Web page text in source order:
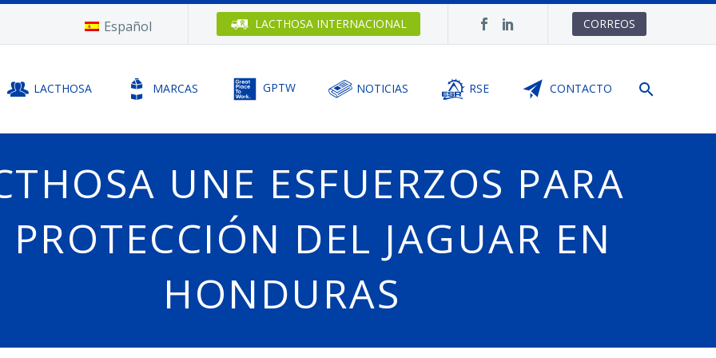
Español LACTHOSA INTERNACIONAL CORREOS
LACTHOSA MARCAS GPTW NOTICIAS RSE CONTACTO
UNE ESFUERZOS PARA
PROTECCIÓN DEL JAGUAR EN
HONDURAS